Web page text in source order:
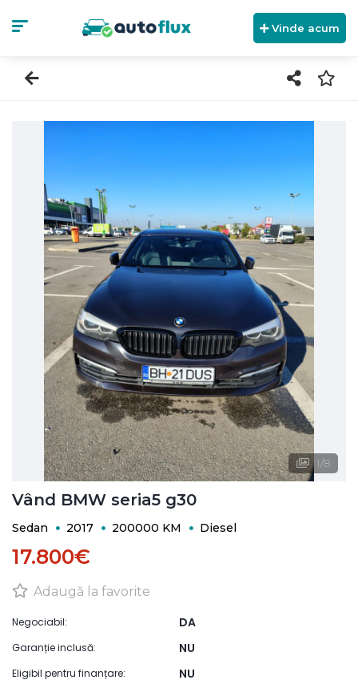
Vinde acum
1/8
Vând BMW seria5 g30
Sedan 2017 200000 KM Diesel
17.800€
Adaugă la favorite
Negociabil: DA
Garanție inclusă: NU
Eligibil pentru finanțare: NU